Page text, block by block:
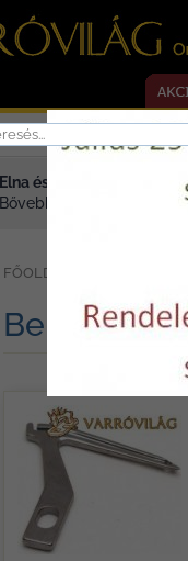
Elna és Janome varrógép
Bővebben >
FŐOLDAL
Bernina-